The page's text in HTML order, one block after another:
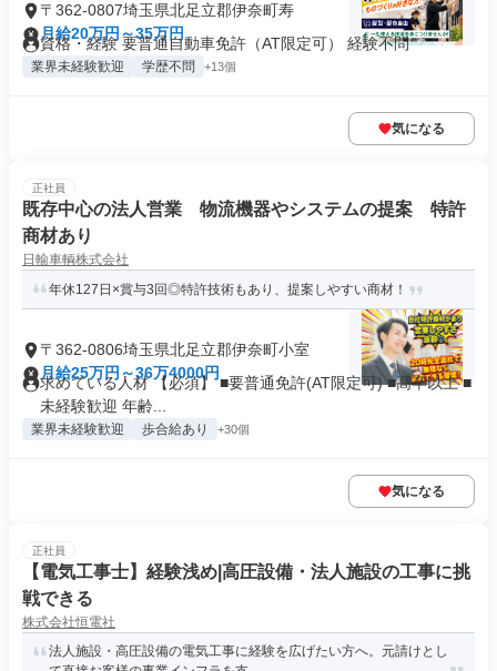
〒362-0807埼玉県北足立郡伊奈町寿
月給20万円～35万円
資格・経験 要普通自動車免許（AT限定可） 経験不問
業界未経験歓迎 学歴不問 +13個
気になる
正社員
既存中心の法人営業 物流機器やシステムの提案 特許
商材あり
日輸車輌株式会社
年休127日×賞与3回◎特許技術もあり、提案しやすい商材！
〒362-0806埼玉県北足立郡伊奈町小室
月給25万円～36万4000円
求めている人材 【必須】 ■要普通免許(AT限定可) ■高卒以上 ■
未経験歓迎 年齢...
業界未経験歓迎 歩合給あり +30個
気になる
正社員
【電気工事士】経験浅め|高圧設備・法人施設の工事に挑
戦できる
株式会社恒電社
法人施設・高圧設備の電気工事に経験を広げたい方へ。元請けとし